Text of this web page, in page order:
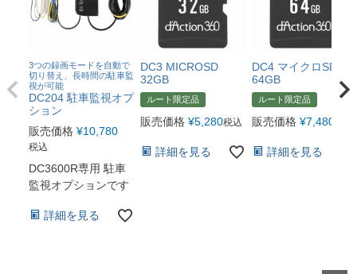
3つの録画モードを自動で
切り替え、長時間の駐車監
視が可能
DC204 駐車監視オプ
ション
販売価格 ¥10,780
税込
DC3600R専用 駐車
監視オプションです
詳細を見る
DC3 MICROSD
32GB
ルート限定品
販売価格 ¥5,280税込
詳細を見る
DC4 マイクロSD
64GB
ルート限定品
販売価格 ¥7,480
詳細を見る